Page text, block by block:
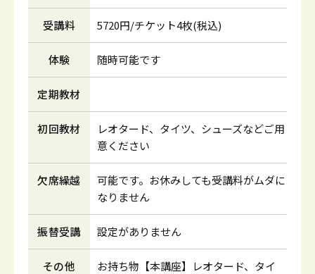
受講料 5720円/チケット4枚(税込)
体験 随時可能です
定期教材
初回教材
レオタード、タイツ、シューズなどご用
意ください
欠席繰越
可能です。お休みしても受講料がムダに
なりません
振替受講 設定がありません
その他
お持ち物【本講座】レオタード、タイ